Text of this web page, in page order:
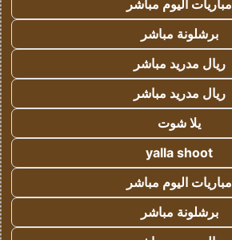
مباريات اليوم مباشر
برشلونة مباشر
ريال مدريد مباشر
ريال مدريد مباشر
يلا شوت
yalla shoot
مباريات اليوم مباشر
برشلونة مباشر